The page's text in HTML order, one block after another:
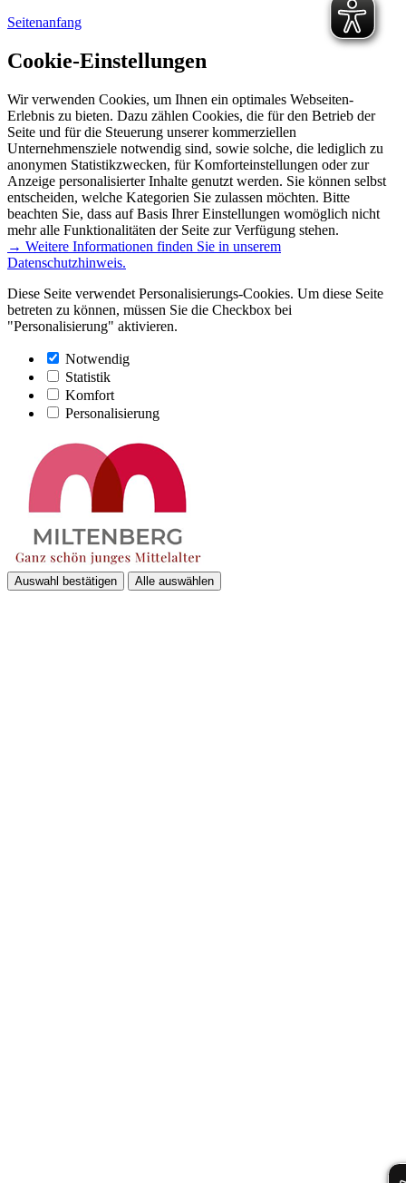
Seitenanfang
Cookie-Einstellungen
Wir verwenden Cookies, um Ihnen ein optimales Webseiten-
Erlebnis zu bieten. Dazu zählen Cookies, die für den Betrieb der
Seite und für die Steuerung unserer kommerziellen
Unternehmensziele notwendig sind, sowie solche, die lediglich zu
anonymen Statistikzwecken, für Komforteinstellungen oder zur
Anzeige personalisierter Inhalte genutzt werden. Sie können selbst
entscheiden, welche Kategorien Sie zulassen möchten. Bitte
beachten Sie, dass auf Basis Ihrer Einstellungen womöglich nicht
mehr alle Funktionalitäten der Seite zur Verfügung stehen.
→ Weitere Informationen finden Sie in unserem
Datenschutzhinweis.
Diese Seite verwendet Personalisierungs-Cookies. Um diese Seite
betreten zu können, müssen Sie die Checkbox bei
"Personalisierung" aktivieren.
Notwendig
Statistik
Komfort
Personalisierung
Auswahl bestätigen Alle auswählen